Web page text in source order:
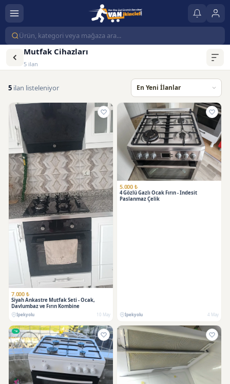
Mutfak Cihazları
5 ilan
5 ilan listeleniyor
7.000 ₺
Siyah Ankastre Mutfak Seti - Ocak,
Davlumbaz ve Fırın Kombine
İpekyolu 10 May
5.000 ₺
4 Gözlü Gazlı Ocak Fırın - Indesit
Paslanmaz Çelik
İpekyolu 4 May